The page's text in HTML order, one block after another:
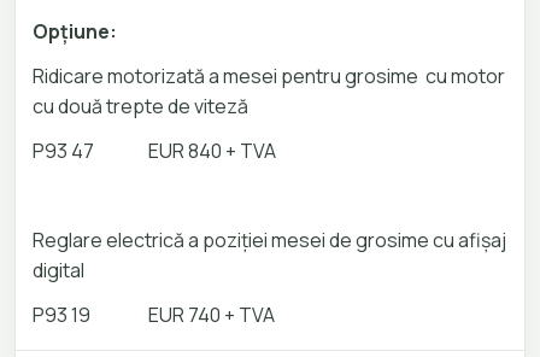
Opțiune:
Ridicare motorizată a mesei pentru grosime cu motor
cu două trepte de viteză
P93 47
EUR 840 + TVA
Reglare electrică a poziției mesei de grosime cu afișaj
digital
P93 19
EUR 740 + TVA